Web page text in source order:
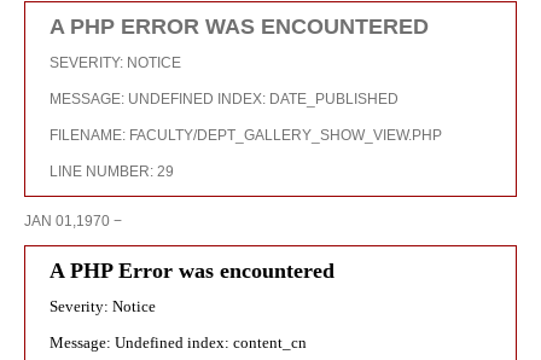
A PHP ERROR WAS ENCOUNTERED
SEVERITY: NOTICE
MESSAGE: UNDEFINED INDEX: DATE_PUBLISHED
FILENAME: FACULTY/DEPT_GALLERY_SHOW_VIEW.PHP
LINE NUMBER: 29
JAN 01,1970 −
A PHP Error was encountered
Severity: Notice
Message: Undefined index: content_cn